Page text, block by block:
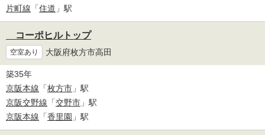
片町線 「住道 」駅
コーポヒルトップ
空室あり 大阪府枚方市高田
築35年
京阪本線 「枚方市 」駅
京阪交野線 「交野市 」駅
京阪本線 「香里園 」駅